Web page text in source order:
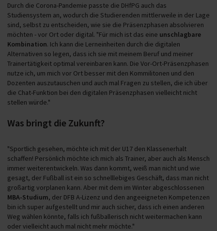
Durch die Corona-Pandemie passte die DHfPG auch das
Studiensystem an, wodurch die Studierenden mittlerweile in der Lage
sind, selbst zu entscheiden, wie sie die Präsenzphasen absolvieren
möchten - vor Ort oder digital. "Für mich ist das eine unschlagbare
Kombination. Ich kann die Lerneinheiten durch die digitalen
Alternativen so legen, dass ich sie mit meinem Beruf und meiner
Trainertätigkeit optimal vereinbaren kann. Die Vor-Ort-Präsenzphasen
nutze ich, um mich vor Ort besser mit den Kommilitonen und den
Dozenten auszutauschen und auch mal Fragen zu stellen, die ich über
die Chat-Funktion bei den digitalen Präsenzphasen vielleicht nicht
stellen würde."
Was bringt die Zukunft?
"Sportlich gesehen, möchte ich mit der U17 den Klassenerhalt
schaffen! Persönlich möchte ich mich als Trainer, aber auch als Mensch
immer weiterentwickeln. Was dann kommt, weiß man nicht und wie
gesagt, der Fußball ist ein so schnelllebiges Geschäft, dass man nicht
großartig vorplanen kann. Aber mit dem im Winter abgeschlossenen
MBA-Studium, der DFB A-Lizenz und den angeeigneten Kompetenzen
bin ich super aufgestellt und mir auch sicher, dass ich einen anderen
Weg wählen könnte, falls ich fußballerisch nicht weitermachen kann
oder vielleicht auch mal nicht mehr möchte."